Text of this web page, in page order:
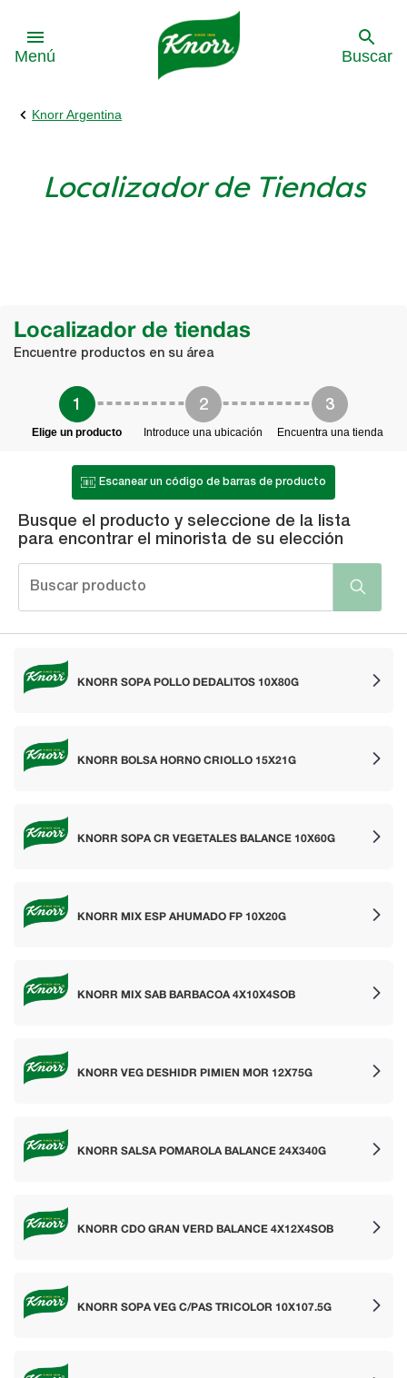
Menú Buscar
Knorr Argentina
Localizador de Tiendas
Localizador de tiendas
Encuentre productos en su área
1
Elige un producto
2
Introduce una ubicación
3
Encuentra una tienda
Escanear un código de barras de producto
Busque el producto y seleccione de la lista
para encontrar el minorista de su elección
KNORR SOPA POLLO DEDALITOS 10X80G
KNORR BOLSA HORNO CRIOLLO 15X21G
KNORR SOPA CR VEGETALES BALANCE 10X60G
KNORR MIX ESP AHUMADO FP 10X20G
KNORR MIX SAB BARBACOA 4X10X4SOB
KNORR VEG DESHIDR PIMIEN MOR 12X75G
KNORR SALSA POMAROLA BALANCE 24X340G
KNORR CDO GRAN VERD BALANCE 4X12X4SOB
KNORR SOPA VEG C/PAS TRICOLOR 10X107.5G